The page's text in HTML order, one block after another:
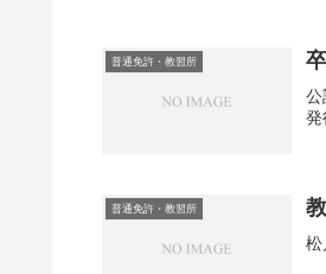
普通免許・教習所
発
普通免許・教習所
松